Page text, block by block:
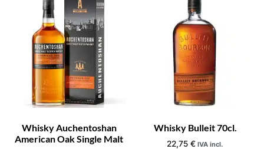
Whisky Auchentoshan
American Oak Single Malt
Whisky Bulleit 70cl.
22,75 € IVA incl.